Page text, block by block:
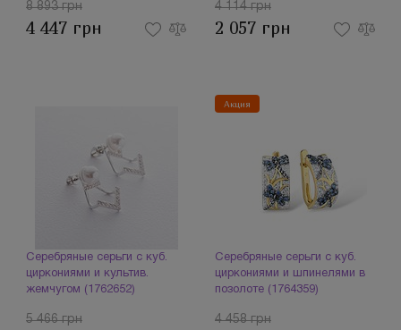
8 893 грн
4 447 грн
4 114 грн
2 057 грн
Серебряные серьги с куб.
циркониями и культив.
жемчугом (1762652)
5 466 грн
Акция
Серебряные серьги с куб.
циркониями и шпинелями в
позолоте (1764359)
4 458 грн